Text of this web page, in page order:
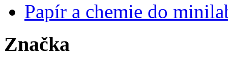
Papír a chemie do
Značka